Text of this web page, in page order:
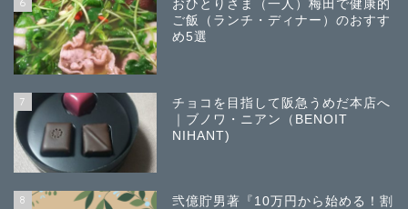
おひとりさま（一人）梅田で健康的
ご飯（ランチ・ディナー）のおすす
め5選
7
チョコを目指して阪急うめだ本店へ
｜ブノワ・ニアン（BENOIT
NIHANT)
8
弐億貯男著『10万円から始める！割